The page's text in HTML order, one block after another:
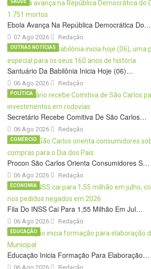
Ebola Avança Na República Democrática Do…
07 Ago 2026 Redação
Santuário Da Babilônia Inicia Hoje (06)…
06 Ago 2026
OUTRAS NOTÍCIAS
Redação
Secretário Recebe Comitiva De São Carlos…
06 Ago 2026
POLÍTICA
Redação
Procon São Carlos Orienta Consumidores S…
06 Ago 2026
COMÉRCIO
Redação
Fila Do INSS Cai Para 1,55 Milhão Em Jul…
06 Ago 2026
ECONOMIA
Redação
Educação Inicia Formação Para Elaboração…
06 Ago 2026
EDUCAÇÃO
Redação